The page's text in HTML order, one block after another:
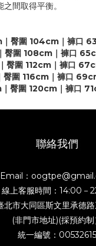
間取得平衡。
臀圍 104cm｜褲口
臀圍 108cm｜褲口
臀圍 112cm｜褲口
臀圍 116cm｜褲口
臀圍 120cm｜褲口
聯絡我們
Email：
線上客服時間：14:00－
北市大同區斯文里承德
(非門市地址)(採預約制
統一編號：00532615